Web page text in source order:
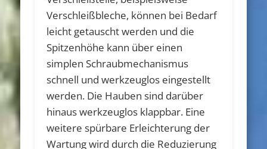
Verschleißbleche, können bei Bedarf
leicht getauscht werden und die
Spitzenhöhe kann über einen
simplen Schraubmechanismus
schnell und werkzeuglos eingestellt
werden. Die Hauben sind darüber
hinaus werkzeuglos klappbar. Eine
weitere spürbare Erleichterung der
Wartung wird durch die Reduzierung